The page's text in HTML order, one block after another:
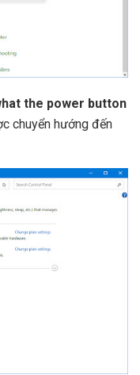
the power button
chuyển hướng đến